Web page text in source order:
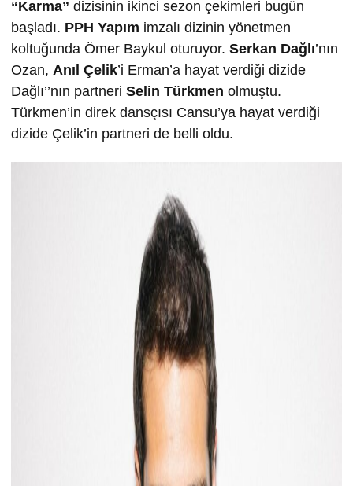
“Karma” dizisinin ikinci sezon çekimleri bugün
başladı. PPH Yapım imzalı dizinin yönetmen
koltuğunda Ömer Baykul oturuyor. Serkan Dağlı’nın
Ozan, Anıl Çelik’i Erman’a hayat verdiği dizide
Dağlı’’nın partneri Selin Türkmen olmuştu.
Türkmen’in direk dansçısı Cansu’ya hayat verdiği
dizide Çelik’in partneri de belli oldu.